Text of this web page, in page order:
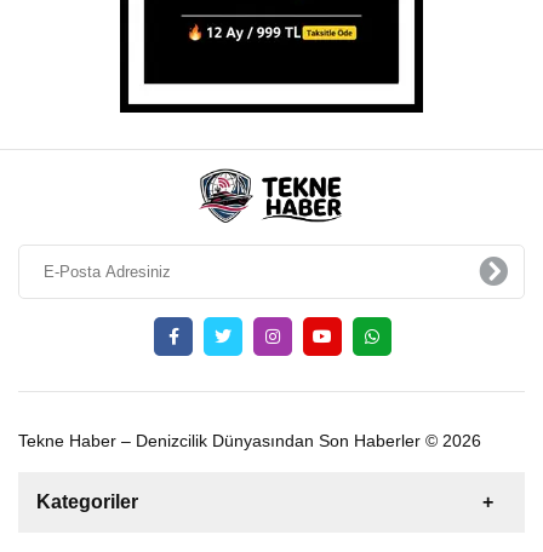
Tekne Haber – Denizcilik Dünyasından Son Haberler © 2026
Kategoriler